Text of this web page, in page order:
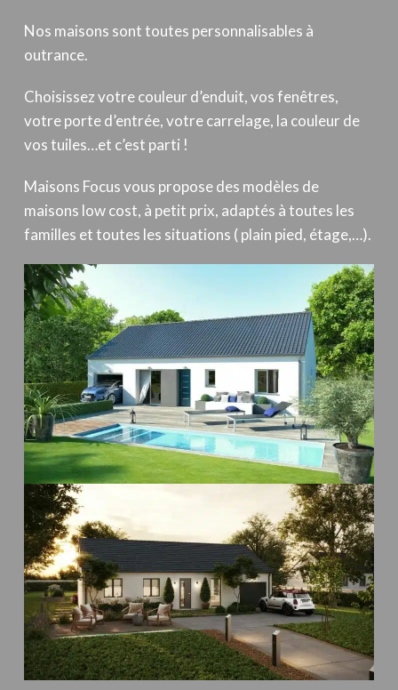
Nos maisons sont toutes personnalisables à
outrance.
Choisissez votre couleur d’enduit, vos fenêtres,
votre porte d’entrée, votre carrelage, la couleur de
vos tuiles…et c’est parti !
Maisons Focus vous propose des modèles de
maisons low cost, à petit prix, adaptés à toutes les
familles et toutes les situations ( plain pied, étage,…).